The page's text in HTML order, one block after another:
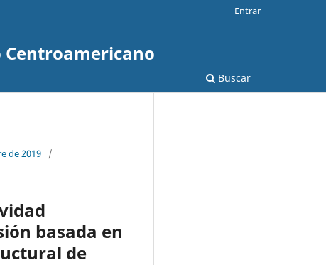
Centroamericano
Buscar
Entrar
de 2019
/
basada en
de